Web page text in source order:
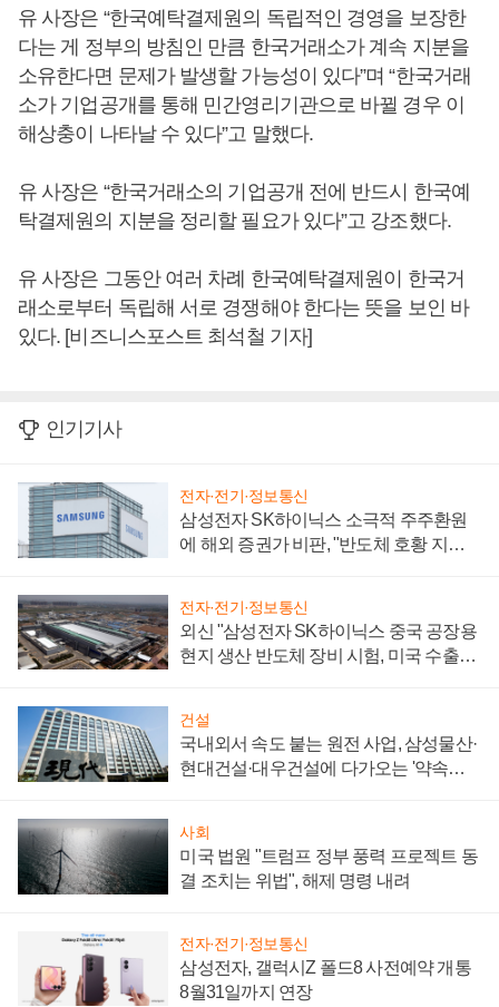
유 사장은 “한국예탁결제원의 독립적인 경영을 보장한
다는 게 정부의 방침인 만큼 한국거래소가 계속 지분을
소유한다면 문제가 발생할 가능성이 있다”며 “한국거래
소가 기업공개를 통해 민간영리기관으로 바뀔 경우 이
해상충이 나타날 수 있다”고 말했다.
유 사장은 “한국거래소의 기업공개 전에 반드시 한국예
탁결제원의 지분을 정리할 필요가 있다”고 강조했다.
유 사장은 그동안 여러 차례 한국예탁결제원이 한국거
래소로부터 독립해 서로 경쟁해야 한다는 뜻을 보인 바
있다. [비즈니스포스트 최석철 기자]
인기기사
전자·전기·정보통신
삼성전자 SK하이닉스 소극적 주주환원
에 해외 증권가 비판, "반도체 호황 지속
전자·전기·정보통신
외신 "삼성전자 SK하이닉스 중국 공장용
현지 생산 반도체 장비 시험, 미국 수출통
건설
국내외서 속도 붙는 원전 사업, 삼성물산·
현대건설·대우건설에 다가오는 '약속의
사회
미국 법원 "트럼프 정부 풍력 프로젝트 동
결 조치는 위법", 해제 명령 내려
전자·전기·정보통신
삼성전자, 갤럭시Z 폴드8 사전예약 개통
8월31일까지 연장